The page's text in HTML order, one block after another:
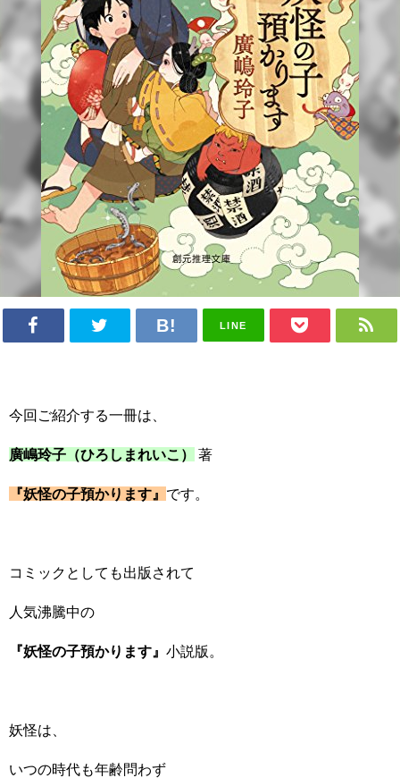
LINE
今回ご紹介する一冊は、
廣嶋玲子（ひろしまれいこ） 著
『妖怪の子預かります』 です。
コミックとしても出版されて
人気沸騰中の
『妖怪の子預かります』 小説版。
妖怪は、
いつの時代も年齢問わず